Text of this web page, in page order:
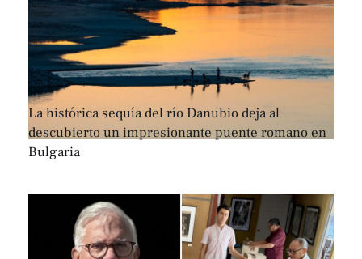
La histórica sequía del río Danubio deja al
descubierto un impresionante puente romano en
Bulgaria